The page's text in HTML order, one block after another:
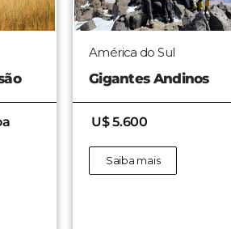
Ásia
Expedição Monte Fuji
U$ 5.950 por pessoa
Saiba mais